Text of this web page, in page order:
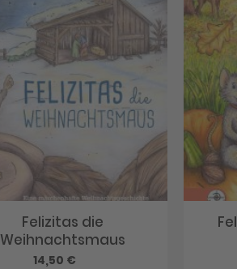
Felizitas die
Weihnachtsmaus
14,50 €